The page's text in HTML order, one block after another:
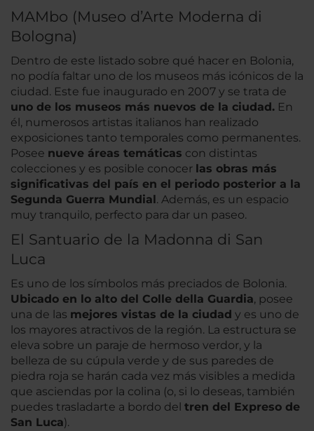
MAMbo (Museo d’Arte Moderna di
Bologna)
Dentro de este listado sobre qué hacer en Bolonia,
no podía faltar uno de los museos más icónicos de la
ciudad. Este fue inaugurado en 2007 y se trata de
uno de los museos más nuevos de la ciudad. En
él, numerosos artistas italianos han realizado
exposiciones tanto temporales como permanentes.
Posee nueve áreas temáticas con distintas
colecciones y es posible conocer las obras más
significativas del país en el periodo posterior a la
Segunda Guerra Mundial. Además, es un espacio
muy tranquilo, perfecto para dar un paseo.
El Santuario de la Madonna di San
Luca
Es uno de los símbolos más preciados de Bolonia.
Ubicado en lo alto del Colle della Guardia, posee
una de las mejores vistas de la ciudad y es uno de
los mayores atractivos de la región. La estructura se
eleva sobre un paraje de hermoso verdor, y la
belleza de su cúpula verde y de sus paredes de
piedra roja se harán cada vez más visibles a medida
que asciendas por la colina (o, si lo deseas, también
puedes trasladarte a bordo del tren del Expreso de
San Luca).